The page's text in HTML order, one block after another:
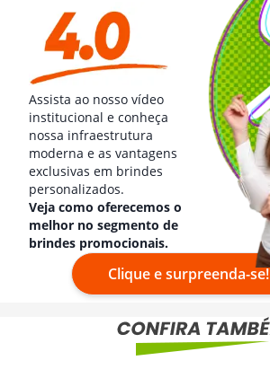
Assista ao nosso vídeo
institucional e conheça
nossa infraestrutura
moderna e as vantagens
exclusivas em brindes
personalizados.
Veja como oferecemos o
melhor no segmento de
brindes promocionais.
Clique e surpreenda-se!